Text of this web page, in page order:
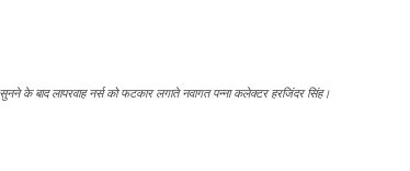
के बाद लापरवाह नर्स को फटकार लगाते नवागत पन्ना कलेक्टर हरजिंदर सिंह।